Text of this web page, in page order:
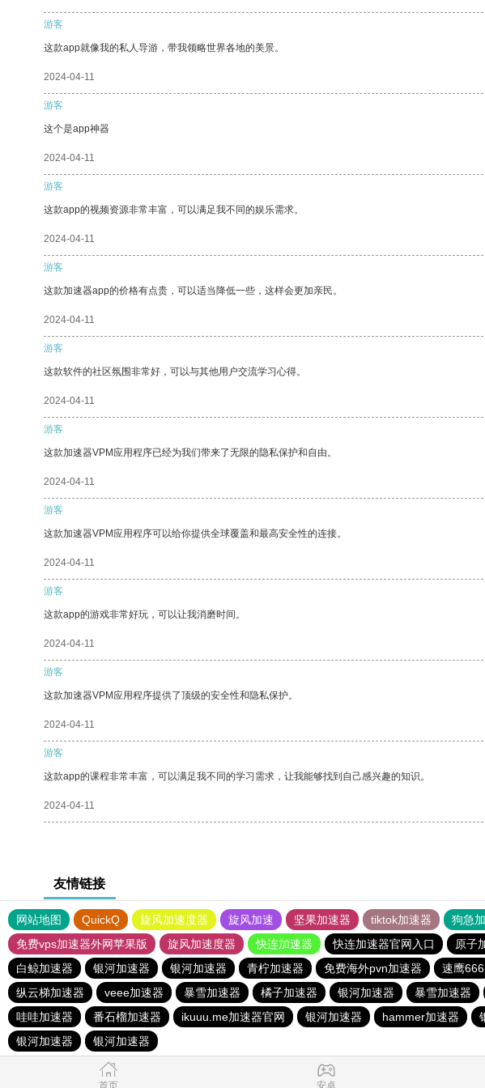
游客
这款app就像我的私人导游，带我领略世界各地的美景。
2024-04-11
游客
这个是app神器
2024-04-11
游客
这款app的视频资源非常丰富，可以满足我不同的娱乐需求。
2024-04-11
游客
这款加速器app的价格有点贵，可以适当降低一些，这样会更加亲民。
2024-04-11
游客
这款软件的社区氛围非常好，可以与其他用户交流学习心得。
2024-04-11
游客
这款加速器VPM应用程序已经为我们带来了无限的隐私保护和自由。
2024-04-11
游客
这款加速器VPM应用程序可以给你提供全球覆盖和最高安全性的连接。
2024-04-11
游客
这款app的游戏非常好玩，可以让我消磨时间。
2024-04-11
游客
这款加速器VPM应用程序提供了顶级的安全性和隐私保护。
2024-04-11
游客
这款app的课程非常丰富，可以满足我不同的学习需求，让我能够找到自己感兴趣的知识。
2024-04-11
友情链接
网站地图 QuickQ 旋风加速度器 旋风加速 坚果加速器 tiktok加速器 狗急
免费vps加速器外网苹果版
旋风加速度器 快连加速器 快连加速器官网入口 原子
白鲸加速器
银河加速器 银河加速器 青柠加速器 免费海外pvn加速器 速鹰666
纵云梯加速器
veee加速器 暴雪加速器 橘子加速器 银河加速器 暴雪加速器
哇哇加速器
番石榴加速器 ikuuu.me加速器官网 银河加速器 hammer加速器
银河加速器
银河加速器
首页 安卓